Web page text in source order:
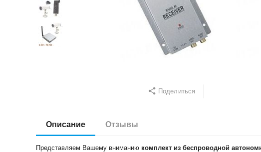
Поделиться
Описание Отзывы
Представляем Вашему вниманию комплект из беспроводной